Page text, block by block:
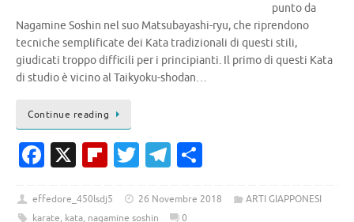
punto da
Nagamine Soshin nel suo Matsubayashi-ryu, che riprendono
tecniche semplificate dei Kata tradi­zionali di questi stili,
giudicati troppo difficili per i principianti. Il primo di questi Kata
di studio è vicino al Taikyoku-shodan…
Continue reading
Fa
e
X Fl
b
T
it
T
e n
effedore_450lsdj5 26 Novembre 2018
ARTI GIAPPONESI
karate, kata, nagamine soshin 0